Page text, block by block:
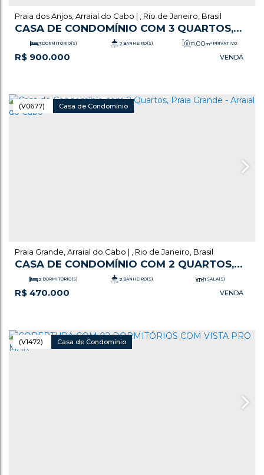
CASA DE CONDOMÍNIO COM 3 QUARTOS,
PRAIA DOS ANJOS - ARRAIAL DO CABO
R$ 900.000
Praia dos Anjos Arraial do Cabo Rio de Janeiro Brasil
3 DORMITÓRIO(S) 2 BANHEIRO(S) PRIVATIVO:
111 .00m²
2 SALA(S) TOTAL:
(V0677) Casa de Condomínio
CASA DE CONDOMÍNIO COM 2 QUARTOS,
PRAIA GRANDE - ARRAIAL DO CABO
R$ 470.000
Praia Grande Arraial do Cabo Rio de Janeiro Brasil
2 DORMITÓRIO(S) 2 BANHEIRO(S) 1 SALA(S)
1 SUÍTE(S) ÚTIL:
(V1472) Casa de Condomínio